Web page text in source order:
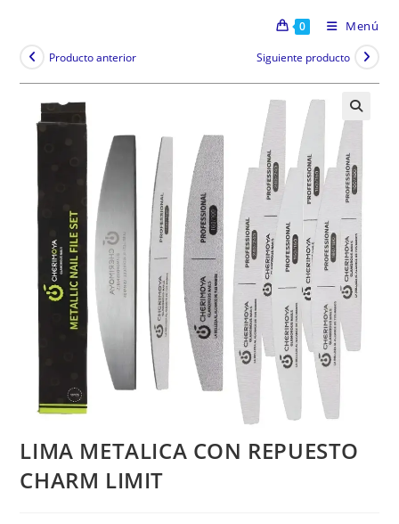
0 Menú
Producto anterior Siguiente producto
LIMA METALICA CON REPUESTO
CHARM LIMIT